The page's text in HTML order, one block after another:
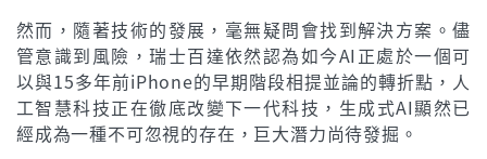
然而，隨著技術的發展，毫無疑問會找到解決方案。儘
管意識到風險，瑞士百達依然認為如今AI正處於一個可
以與15多年前iPhone的早期階段相提並論的轉折點，人
工智慧科技正在徹底改變下一代科技，生成式AI顯然已
經成為一種不可忽視的存在，巨大潛力尚待發掘。